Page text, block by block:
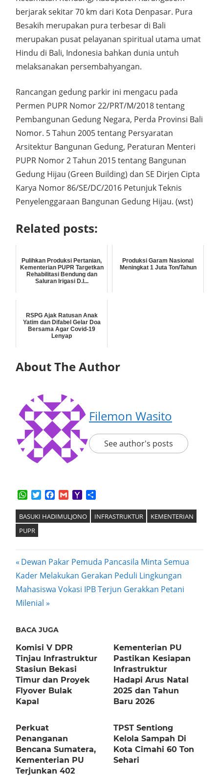
berjarak sekitar 70 km dari Kota Denpasar. Pura
Besakih merupakan pura terbesar di Bali
merupakan pusat pelayanan spiritual utama umat
Hindu di Bali, Indonesia bahkan dunia untuh
melaksanakan persembahyangan.
Rancangan gedung parkir ini mengacu pada
Permen PUPR Nomor 22/PRT/M/2018 tentang
Pembangunan Gedung Negara, Perda Provinsi Bali
Nomor. 5 Tahun 2005 tentang Persyaratan
Arsitektur Bangunan Gedung, Peraturan Menteri
PUPR Nomor 2 Tahun 2015 tentang Bangunan
Gedung Hijau (Green Building) dan SE Dirjen Cipta
Karya Nomor 86/SE/DC/2016 Petunjuk Teknis
Penyelenggaraan Bangunan Gedung Hijau. (wst)
Related posts:
Pulihkan Produksi Pertanian,
Kementerian PUPR Targetkan
Rehabilitasi Bendung dan
Saluran Irigasi D.I...
Produksi Garam Nasional
Meningkat 1 Juta Ton/Tahun
RSPG Ajak Ratusan Anak
Yatim dan Difabel Gelar Doa
Bersama Agar Covid-19
Lenyap
About The Author
Filemon Wasito
See author's posts
WhatsApp
TwitterFacebook
GmailYahoo
BASUKI HADIMULJONO INFRASTRUKTUR
KEMENTERIAN
PUPR
Post
navigation
Previous
Post:
Dewan Pakar Pemuda Pancasila Minta Semua
Kader Melakukan Gerakan Peduli Lingkungan
Next
Post:
Mahasiswa Vokasi IPB Terjun Gerakkan Petani
Milenial
BACA JUGA
Komisi V DPR
Tinjau Infrastruktur
Stasiun Bekasi
Timur dan Proyek
Flyover Bulak
Kapal
Kementerian PU
Pastikan Kesiapan
Infrastruktur
Hadapi Arus Natal
2025 dan Tahun
Baru 2026
Perkuat
Penanganan
Bencana Sumatera,
Kementerian PU
Terjunkan 402
TPST Sentiong
Kelola Sampah Di
Kota Cimahi 60 Ton
Sehari